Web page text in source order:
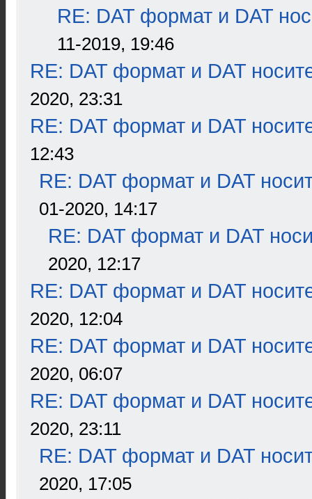
RE: DAT формат и DAT
11-2019, 19:46
RE: DAT формат и DAT
2020, 23:31
RE: DAT формат и DAT
12:43
RE: DAT формат и DAT
01-2020, 14:17
RE: DAT формат и DAT
2020, 12:17
RE: DAT формат и DAT
2020, 12:04
RE: DAT формат и DAT
2020, 06:07
RE: DAT формат и DAT
2020, 23:11
RE: DAT формат и DAT
2020, 17:05